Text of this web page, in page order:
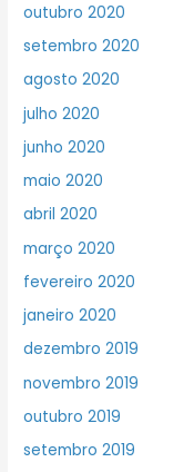
outubro 2020
setembro 2020
agosto 2020
julho 2020
junho 2020
maio 2020
abril 2020
março 2020
fevereiro 2020
janeiro 2020
dezembro 2019
novembro 2019
outubro 2019
setembro 2019